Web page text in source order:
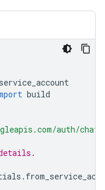
service_account
build
auth/
.